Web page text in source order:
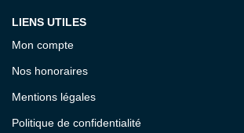
LIENS UTILES
Mon compte
Nos honoraires
Mentions légales
Politique de confidentialité